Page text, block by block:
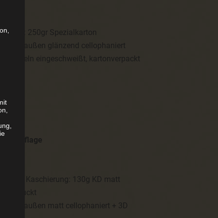
250gr Spezialkarton
fbg. + außen glänzend cellophaniert
einzeln eingeschweißt, kartonverpackt
matt, Kaschierung: 130g KD matt
fbg. + außen matt cellophaniert + 3D